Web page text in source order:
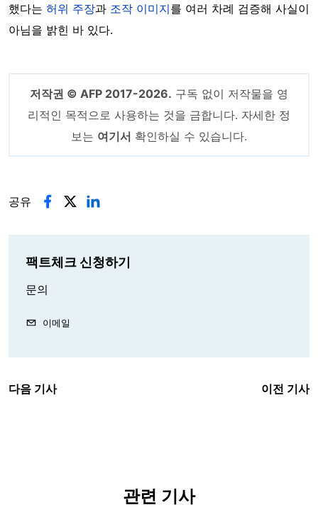
했다는 허위 주장과 조작 이미지를 여러 차례 검증해 사실이
아님을 밝힌 바 있다.
저작권 © AFP 2017-2026. 구독 없이 저작물을 영
리적인 목적으로 사용하는 것을 금합니다. 자세한 정
보는 여기서 확인하실 수 있습니다.
공유
팩트체크 신청하기
문의
이메일
다음 기사 이전 기사
관련 기사